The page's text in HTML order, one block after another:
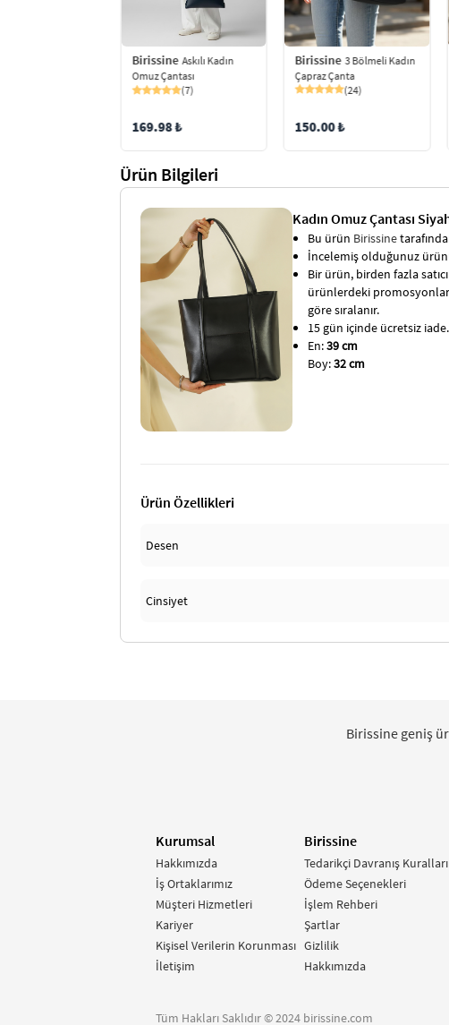
Birissine Askılı Kadın
Omuz Çantası
(7)
169.98 ₺
Birissine 3 Bölmeli Kadın
Çapraz Çanta
(24)
150.00 ₺
Ürün Bilgileri
Kadın Omuz Çantası
Bu ürün Birissine
İncelemiş olduğunuz
Bir ürün, birden fazla
ürünlerdeki
göre sıralanır.
15 gün içinde ücretsiz
En:39 cm
Boy:32 cm
Ürün Özellikleri
Desen
Cinsiyet
Birissine geniş
Kurumsal
Hakkımızda
İş Ortaklarımız
Müşteri Hizmetleri
Kariyer
Kişisel Verilerin Korunması
İletişim
Birissine
Tedarikçi Davranış Kuralları
Ödeme Seçenekleri
İşlem Rehberi
Şartlar
Gizlilik
Hakkımızda
Tüm Hakları Saklıdır © 2024 birissine.com